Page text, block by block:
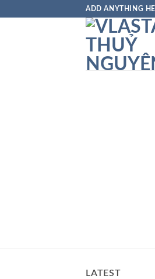
ADD ANYTHING
LATEST